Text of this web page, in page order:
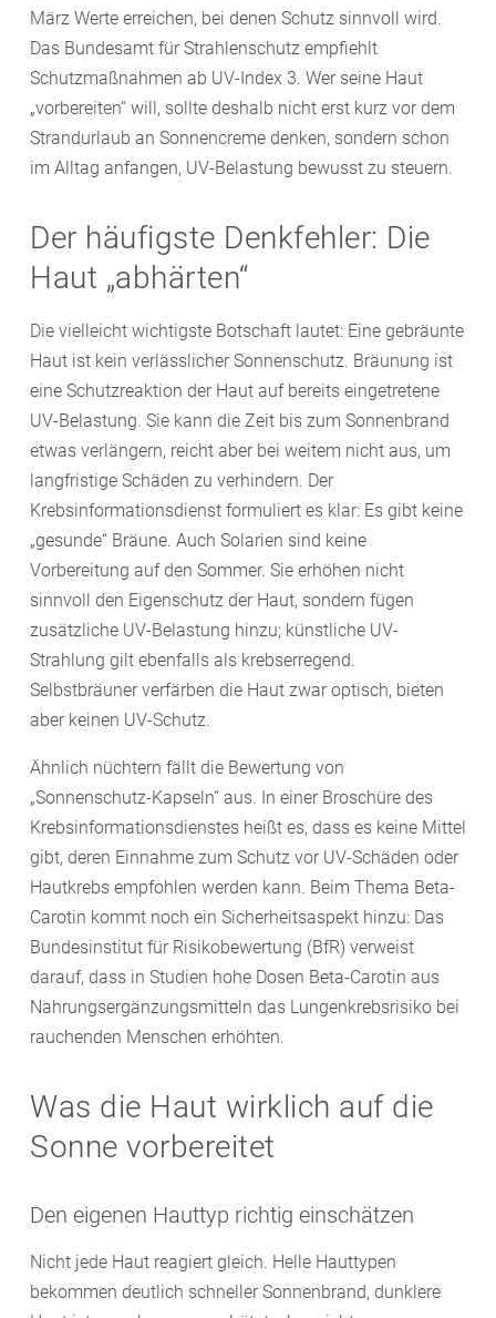
März Werte erreichen, bei denen Schutz sinnvoll wird.
Das Bundesamt für Strahlenschutz empfiehlt
Schutzmaßnahmen ab UV-Index 3. Wer seine Haut
„vorbereiten“ will, sollte deshalb nicht erst kurz vor dem
Strandurlaub an Sonnencreme denken, sondern schon
im Alltag anfangen, UV-Belastung bewusst zu steuern.
Der häufigste Denkfehler: Die
Haut „abhärten“
Die vielleicht wichtigste Botschaft lautet: Eine gebräunte
Haut ist kein verlässlicher Sonnenschutz. Bräunung ist
eine Schutzreaktion der Haut auf bereits eingetretene
UV-Belastung. Sie kann die Zeit bis zum Sonnenbrand
etwas verlängern, reicht aber bei weitem nicht aus, um
langfristige Schäden zu verhindern. Der
Krebsinformationsdienst formuliert es klar: Es gibt keine
„gesunde“ Bräune. Auch Solarien sind keine
Vorbereitung auf den Sommer. Sie erhöhen nicht
sinnvoll den Eigenschutz der Haut, sondern fügen
zusätzliche UV-Belastung hinzu; künstliche UV-
Strahlung gilt ebenfalls als krebserregend.
Selbstbräuner verfärben die Haut zwar optisch, bieten
aber keinen UV-Schutz.
Ähnlich nüchtern fällt die Bewertung von
„Sonnenschutz-Kapseln“ aus. In einer Broschüre des
Krebsinformationsdienstes heißt es, dass es keine Mittel
gibt, deren Einnahme zum Schutz vor UV-Schäden oder
Hautkrebs empfohlen werden kann. Beim Thema Beta-
Carotin kommt noch ein Sicherheitsaspekt hinzu: Das
Bundesinstitut für Risikobewertung (BfR) verweist
darauf, dass in Studien hohe Dosen Beta-Carotin aus
Nahrungsergänzungsmitteln das Lungenkrebsrisiko bei
rauchenden Menschen erhöhten.
Was die Haut wirklich auf die
Sonne vorbereitet
Den eigenen Hauttyp richtig einschätzen
Nicht jede Haut reagiert gleich. Helle Hauttypen
bekommen deutlich schneller Sonnenbrand, dunklere